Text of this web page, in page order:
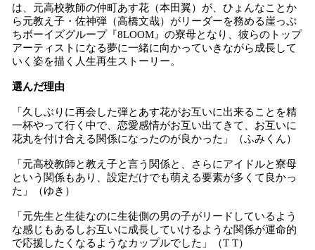
は、元高校教師の仲町あす花（本田翼）が、ひょんなことか
ら元教え子・佐神弾（高橋文哉）がリーダーを務める崖っぷ
ちボーイズグループ『8LOOM』の寮母となり、彼らのトップ
アーティストになる夢に一緒に向かっていきながら成長して
いく姿を描く人生再生ストーリー。
選んだ理由
「久しぶりに再会した弾とあす花がお互いに出来ることを精
一杯やって行く中で、恋愛感情がお互い出てきて、お互いに
花丸を付け合える関係になったのが良かった」（ふみくん）
「元高校教師と教え子と言う関係と、さらにアイドルと寮母
という関係もあり、設定だけでも萌える要素が多くて良かっ
た」（ゆき）
「元先生と生徒なのに生徒側の男の子がリードしているよう
な感じもあるしお互いに成長していけるような関係が運命的
で応援したくなるようなカップルでした」（T T）